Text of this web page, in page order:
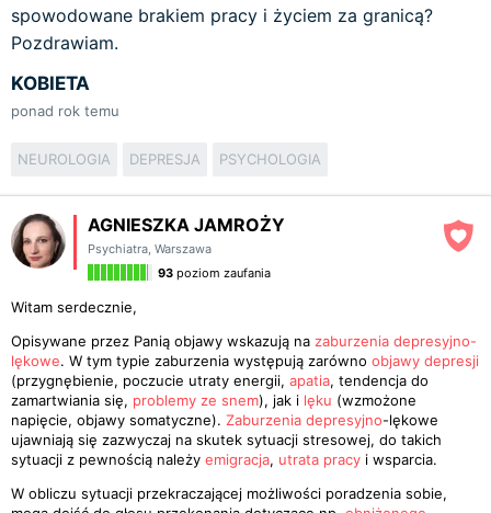
spowodowane brakiem pracy i życiem za granicą?
Pozdrawiam.
KOBIETA
ponad rok temu
NEUROLOGIA DEPRESJA PSYCHOLOGIA
AGNIESZKA JAMROŻY
Psychiatra, Warszawa
93 poziom zaufania
Witam serdecznie,
Opisywane przez Panią objawy wskazują na zaburzenia depresyjno-
lękowe. W tym typie zaburzenia występują zarówno objawy depresji
(przygnębienie, poczucie utraty energii, apatia, tendencja do
zamartwiania się, problemy ze snem), jak i lęku (wzmożone
napięcie, objawy somatyczne). Zaburzenia depresyjno-lękowe
ujawniają się zazwyczaj na skutek sytuacji stresowej, do takich
sytuacji z pewnością należy emigracja, utrata pracy i wsparcia.
W obliczu sytuacji przekraczającej możliwości poradzenia sobie,